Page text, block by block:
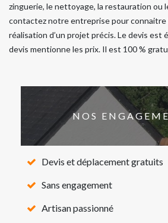
zinguerie, le nettoyage, la restauration ou
contactez notre entreprise pour connaitre
réalisation d’un projet précis. Le devis est
devis mentionne les prix. Il est 100 %
NOS
Devis et déplacement gratuits
Sans engagement
Artisan passionné